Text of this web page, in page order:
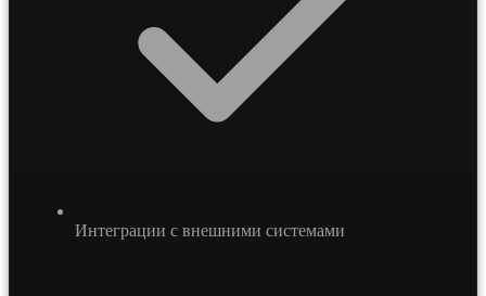
Интеграции с внешними системами